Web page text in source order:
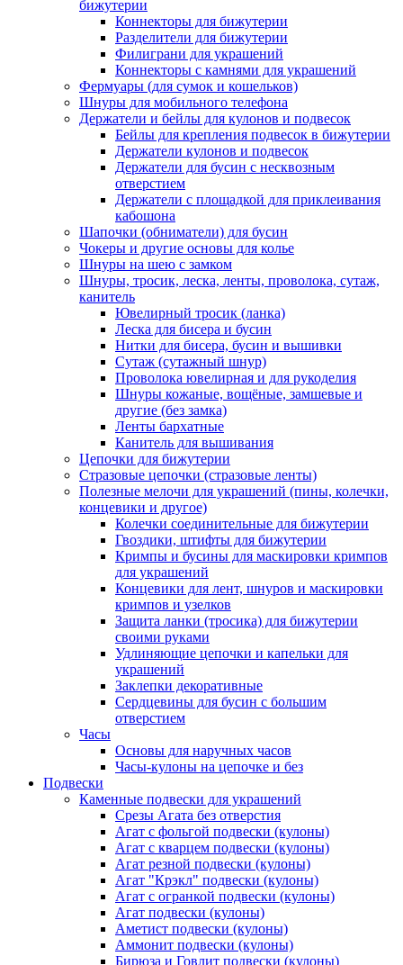
бижутерии
Коннекторы для бижутерии
Разделители для бижутерии
Филиграни для украшений
Коннекторы с камнями для украшений
Фермуары (для сумок и кошельков)
Шнуры для мобильного телефона
Держатели и бейлы для кулонов и подвесок
Бейлы для крепления подвесок в бижутерии
Держатели кулонов и подвесок
Держатели для бусин с несквозным
отверстием
Держатели с площадкой для приклеивания
кабошона
Шапочки (обниматели) для бусин
Чокеры и другие основы для колье
Шнуры на шею с замком
Шнуры, тросик, леска, ленты, проволока, сутаж,
канитель
Ювелирный тросик (ланка)
Леска для бисера и бусин
Нитки для бисера, бусин и вышивки
Сутаж (сутажный шнур)
Проволока ювелирная и для рукоделия
Шнуры кожаные, вощёные, замшевые и
другие (без замка)
Ленты бархатные
Канитель для вышивания
Цепочки для бижутерии
Стразовые цепочки (стразовые ленты)
Полезные мелочи для украшений (пины, колечки,
концевики и другое)
Колечки соединительные для бижутерии
Гвоздики, штифты для бижутерии
Кримпы и бусины для маскировки кримпов
для украшений
Концевики для лент, шнуров и маскировки
кримпов и узелков
Защита ланки (тросика) для бижутерии
своими руками
Удлиняющие цепочки и капельки для
украшений
Заклепки декоративные
Сердцевины для бусин с большим
отверстием
Часы
Основы для наручных часов
Часы-кулоны на цепочке и без
Подвески
Каменные подвески для украшений
Срезы Агата без отверстия
Агат с фольгой подвески (кулоны)
Агат с кварцем подвески (кулоны)
Агат резной подвески (кулоны)
Агат "Крэкл" подвески (кулоны)
Агат с огранкой подвески (кулоны)
Агат подвески (кулоны)
Аметист подвески (кулоны)
Аммонит подвески (кулоны)
Бирюза и Говлит подвески (кулоны)